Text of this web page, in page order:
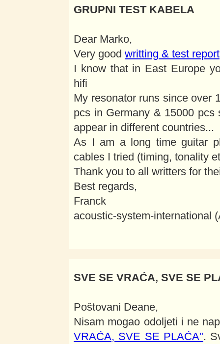
GRUPNI TEST KABELA
Dear Marko,
Very good writting & test report
I know that in East Europe
hifi
My resonator runs since over
pcs in Germany & 15000
appear in different countries...
As I am a long time guitar
cables I tried (timing, tonality
Thank you to all writters for
Best regards,
Franck
acoustic-system-international
SVE SE VRAĆA, SVE SE
Poštovani Deane,
Nisam mogao odoljeti i ne
VRAĆA, SVE SE PLAĆA".